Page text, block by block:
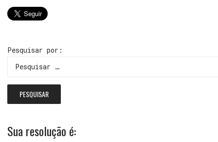
Pesquisar por:
Sua resolução é: